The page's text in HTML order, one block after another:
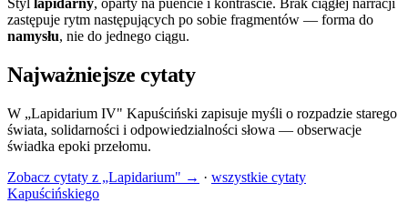
Styl lapidarny, oparty na puencie i kontraście. Brak ciągłej narracji
zastępuje rytm następujących po sobie fragmentów — forma do
namysłu, nie do jednego ciągu.
Najważniejsze cytaty
W „Lapidarium IV" Kapuściński zapisuje myśli o rozpadzie starego
świata, solidarności i odpowiedzialności słowa — obserwacje
świadka epoki przełomu.
Zobacz cytaty z „Lapidarium" → · wszystkie cytaty
Kapuścińskiego